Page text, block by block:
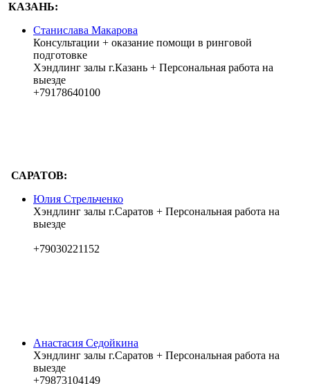
КАЗАНЬ:
Станислава Макарова
Консультации + оказание помощи в ринговой
подготовке
Хэндлинг залы г.Казань + Персональная работа на
выезде
+79178640100
САРАТОВ:
Юлия Стрельченко
Хэндлинг залы г.Саратов + Персональная работа на
выезде
+79030221152
Анастасия Седойкина
Хэндлинг залы г.Саратов + Персональная работа на
выезде
+79873104149